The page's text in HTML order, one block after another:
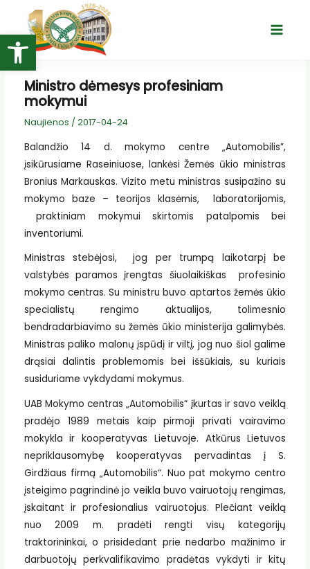
Open toolbar
turinio
Main
Ministro dėmesys profesiniam
mokymui
Naujienos / 2017-04-24
Balandžio 14 d. mokymo centre „Automobilis”,
įsikūrusiame Raseiniuose, lankėsi Žemės ūkio ministras
Bronius Markauskas. Vizito metu ministras susipažino su
mokymo baze – teorijos klasėmis, laboratorijomis,
praktiniam mokymui skirtomis patalpomis bei
inventoriumi.
Ministras stebėjosi, jog per trumpą laikotarpį be
valstybės paramos įrengtas šiuolaikiškas profesinio
mokymo centras. Su ministru buvo aptartos žemės ūkio
specialistų rengimo aktualijos, tolimesnio
bendradarbiavimo su žemės ūkio ministerija galimybės.
Ministras paliko malonų įspūdį ir viltį, jog nuo šiol galime
drąsiai dalintis problemomis bei iššūkiais, su kuriais
susiduriame vykdydami mokymus.
UAB Mokymo centras „Automobilis“ įkurtas ir savo veiklą
pradėjo 1989 metais kaip pirmoji privati vairavimo
mokykla ir kooperatyvas Lietuvoje. Atkūrus Lietuvos
nepriklausomybę kooperatyvas pervadintas į S.
Girdžiaus firmą „Automobilis“. Nuo pat mokymo centro
įsteigimo pagrindinė jo veikla buvo vairuotojų rengimas,
įskaitant ir profesionalius vairuotojus. Plečiant veiklą
nuo 2009 m. pradėti rengti visų kategorijų
traktorininkai, o prisidedant prie nedarbo mažinimo ir
darbuotojų perkvalifikavimo pradėtas vykdyti ir kitų